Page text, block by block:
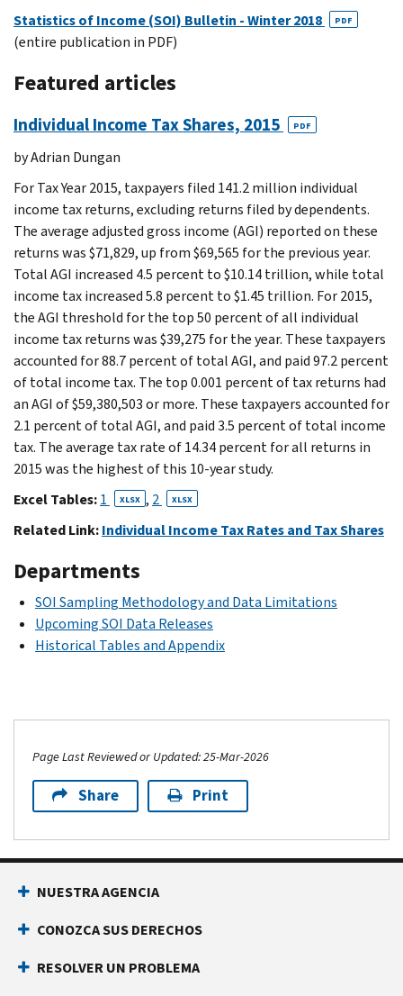
Statistics of Income (SOI) Bulletin - Winter 2018
PDF
(entire publication in PDF)
Featured articles
Individual Income Tax Shares, 2015 PDF
by Adrian Dungan
For Tax Year 2015, taxpayers filed 141.2 million individual
income tax returns, excluding returns filed by dependents.
The average adjusted gross income (AGI) reported on these
returns was $71,829, up from $69,565 for the previous year.
Total AGI increased 4.5 percent to $10.14 trillion, while total
income tax increased 5.8 percent to $1.45 trillion. For 2015,
the AGI threshold for the top 50 percent of all individual
income tax returns was $39,275 for the year. These taxpayers
accounted for 88.7 percent of total AGI, and paid 97.2 percent
of total income tax. The top 0.001 percent of tax returns had
an AGI of $59,380,503 or more. These taxpayers accounted for
2.1 percent of total AGI, and paid 3.5 percent of total income
tax. The average tax rate of 14.34 percent for all returns in
2015 was the highest of this 10-year study.
Excel Tables:1 XLSX , 2 XLSX
Related Link:Individual Income Tax Rates and Tax Shares
Departments
SOI Sampling Methodology and Data Limitations
Upcoming SOI Data Releases
Historical Tables and Appendix
Page Last Reviewed or Updated: 25-Mar-2026
Share Print
NUESTRA AGENCIA
CONOZCA SUS DERECHOS
RESOLVER UN PROBLEMA